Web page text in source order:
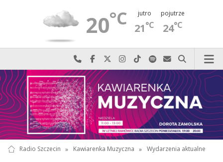
20°C jutro
21°C
pojutrze
24°C
Najlepiej po prostu do nas zadzwoń
Odwiedź nas na Facebook-u
Odwiedź nas na X
Odwiedź nas na Instagram-ie
Odwiedź nas na TikTok-u
Szukaj nas na Spotify
Wyślij do nas
Szukaj
Radio Szczecin » Kawiarenka Muzyczna » Wydarzenia aktualne